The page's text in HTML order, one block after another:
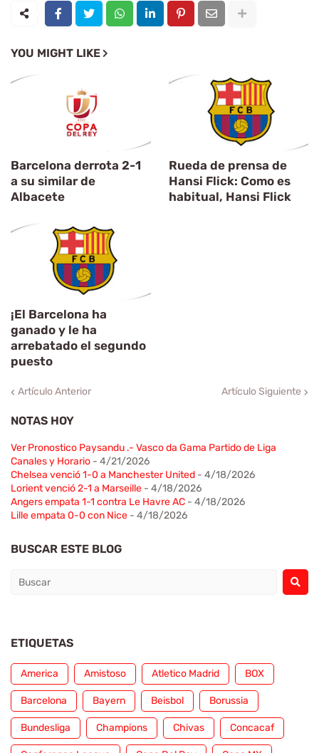
YOU MIGHT LIKE
Barcelona derrota 2-1
a su similar de
Albacete
Rueda de prensa de
Hansi Flick: Como es
habitual, Hansi Flick
¡El Barcelona ha
ganado y le ha
arrebatado el segundo
puesto
Artículo Anterior Artículo Siguiente
NOTAS HOY
Ver Pronostico Paysandu .- Vasco da Gama Partido de Liga
Canales y Horario - 4/21/2026
Chelsea venció 1-0 a Manchester United - 4/18/2026
Lorient venció 2-1 a Marseille - 4/18/2026
Angers empata 1-1 contra Le Havre AC - 4/18/2026
Lille empata 0-0 con Nice - 4/18/2026
BUSCAR ESTE BLOG
ETIQUETAS
America Amistoso Atletico Madrid BOX
Barcelona Bayern Beisbol Borussia
Bundesliga Champions Chivas Concacaf